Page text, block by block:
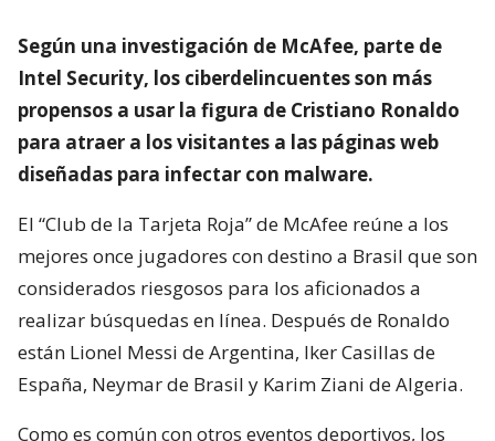
Según una investigación de McAfee, parte de
Intel Security, los ciberdelincuentes son más
propensos a usar la figura de Cristiano Ronaldo
para atraer a los visitantes a las páginas web
diseñadas para infectar con malware.
El “Club de la Tarjeta Roja” de McAfee reúne a los
mejores once jugadores con destino a Brasil que son
considerados riesgosos para los aficionados a
realizar búsquedas en línea. Después de Ronaldo
están Lionel Messi de Argentina, Iker Casillas de
España, Neymar de Brasil y Karim Ziani de Algeria.
Como es común con otros eventos deportivos, los